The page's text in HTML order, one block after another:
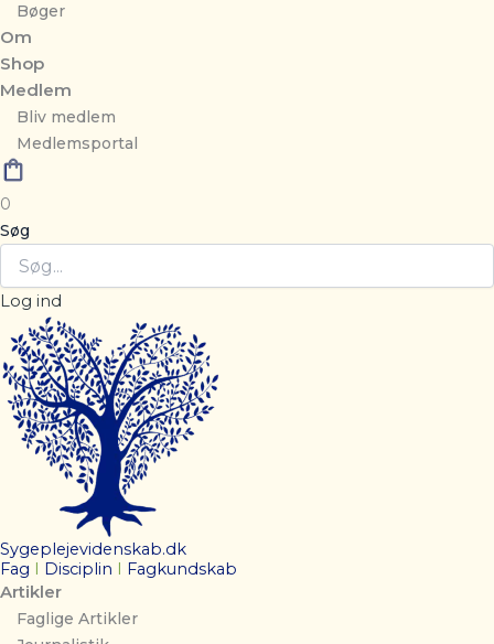
Bøger
Om
Shop
Medlem
Bliv medlem
Medlemsportal
0
Søg
Log ind
Sygeplejevidenskab.dk
Fag
Disciplin Fagkundskab
Artikler
Faglige Artikler